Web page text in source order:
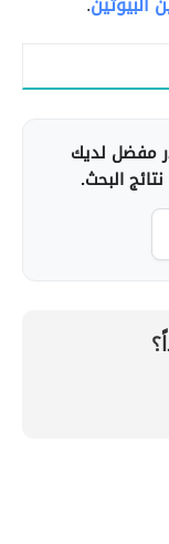
مفضل لديك
البحث.